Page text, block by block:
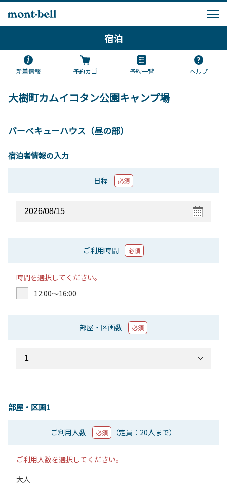
宿泊
新着情報 予約カゴ 予約一覧 ヘルプ
大樹町カムイコタン公園キャンプ場
バーベキューハウス（昼の部）
宿泊者情報の入力
日程 必須
ご利用時間 必須
時間を選択してください。
12:00〜16:00
部屋・区画数 必須
部屋・区画1
ご利用人数 必須 （定員：20人まで）
ご利用人数を選択してください。
大人